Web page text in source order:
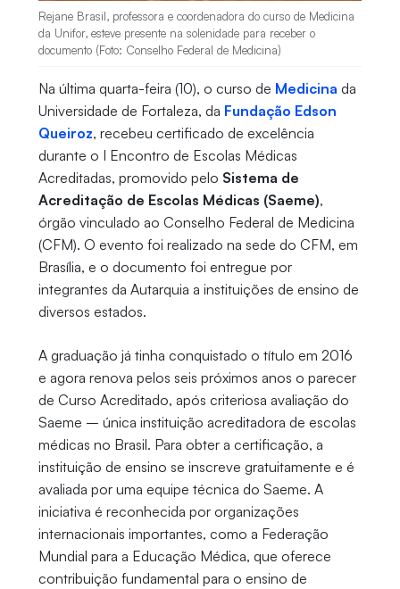
Rejane Brasil, professora e coordenadora do curso de Medicina
da Unifor, esteve presente na solenidade para receber o
documento (Foto: Conselho Federal de Medicina)
Na última quarta-feira (10), o curso de Medicina da
Universidade de Fortaleza, da Fundação Edson
Queiroz, recebeu certificado de excelência
durante o I Encontro de Escolas Médicas
Acreditadas, promovido pelo Sistema de
Acreditação de Escolas Médicas (Saeme),
órgão vinculado ao Conselho Federal de Medicina
(CFM). O evento foi realizado na sede do CFM, em
Brasília, e o documento foi entregue por
integrantes da Autarquia a instituições de ensino de
diversos estados.
A graduação já tinha conquistado o título em 2016
e agora renova pelos seis próximos anos o parecer
de Curso Acreditado, após criteriosa avaliação do
Saeme – única instituição acreditadora de escolas
médicas no Brasil. Para obter a certificação, a
instituição de ensino se inscreve gratuitamente e é
avaliada por uma equipe técnica do Saeme. A
iniciativa é reconhecida por organizações
internacionais importantes, como a Federação
Mundial para a Educação Médica, que oferece
contribuição fundamental para o ensino de